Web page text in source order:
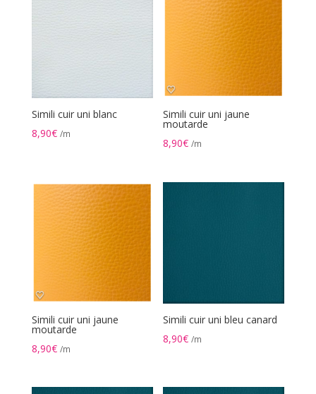
Simili cuir uni blanc
8,90€ /m
Simili cuir uni jaune
moutarde
8,90€ /m
Simili cuir uni jaune
moutarde
8,90€ /m
Simili cuir uni bleu canard
8,90€ /m